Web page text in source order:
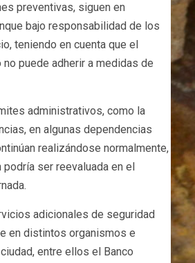
preventivas, siguen en
bajo responsabilidad de los
teniendo en cuenta que el
puede adherir a medidas de
administrativos, como la
en algunas dependencias
realizándose normalmente,
podría ser reevaluada en el
adicionales de seguridad
en distintos organismos e
entre ellos el Banco